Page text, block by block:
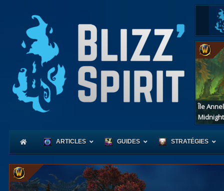
Île
Midnight
ARTICLES GUIDES STRATÉGIES